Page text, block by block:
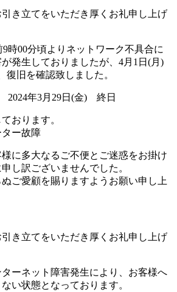
き立てをいただき厚くお礼申し上げ
9時00分頃よりネットワーク不具合に
発生しておりましたが、4月1日(月)
復旧を確認致しました。
2024年3月29日(金) 終日
おります。
ー故障
に多大なるご不便とご迷惑をお掛け
し訳ございませんでした。
ご愛顧を賜りますようお願い申し上
き立てをいただき厚くお礼申し上げ
ーネット障害発生により、お客様へ
い状態となっております。